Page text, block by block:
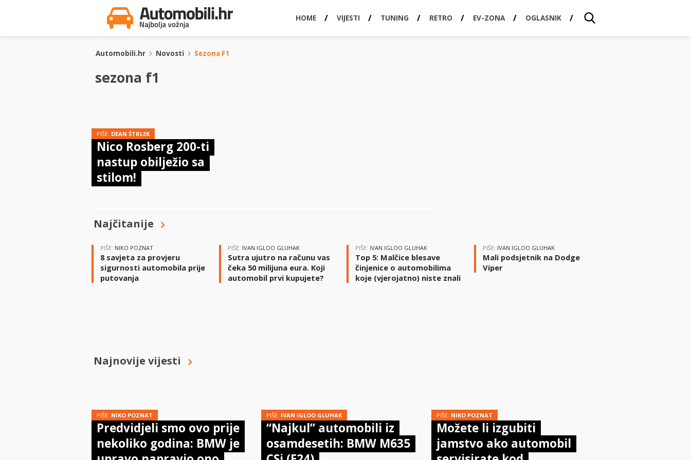
HOME VIJESTI TUNING RETRO EV-ZONA OGLASNIK
Automobili.hr Novosti Sezona F1
sezona f1
PIŠE: DEAN ŠTRLEK
Nico Rosberg 200-ti
nastup obilježio sa
stilom!
Najčitanije
PIŠE: NIKO POZNAT
8 savjeta za provjeru
sigurnosti automobila prije
putovanja
PIŠE: IVAN IGLOO GLUHAK
Sutra ujutro na računu vas
čeka 50 milijuna eura. Koji
automobil prvi kupujete?
PIŠE: IVAN IGLOO GLUHAK
Top 5: Malčice blesave
činjenice o automobilima
koje (vjerojatno) niste znali
PIŠE: IVAN IGLOO GLUHAK
Mali podsjetnik na Dodge
Viper
Najnovije vijesti
PIŠE: NIKO POZNAT
Predvidjeli smo ovo prije
nekoliko godina: BMW je
PIŠE: IVAN IGLOO GLUHAK
“Najkul” automobili iz
osamdesetih: BMW M635
PIŠE: NIKO POZNAT
Možete li izgubiti
jamstvo ako automobil